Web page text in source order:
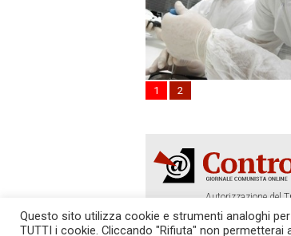
1 2
Autorizzazione del
Tel. 06.640.122.19 -
Questo sito utilizza cookie e strumenti analoghi
TUTTI i cookie. Cliccando "Rifiuta" non